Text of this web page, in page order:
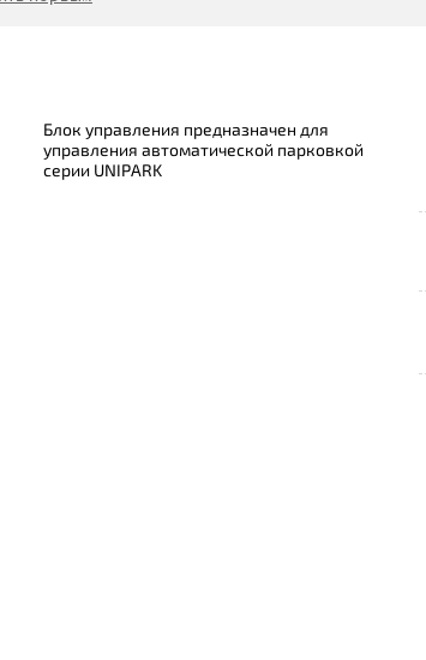
Блок управления предназначен для
управления автоматической парковкой
серии UNIPARK